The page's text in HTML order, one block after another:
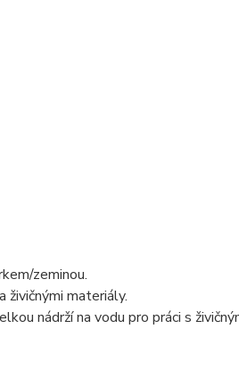
zeminou.
živičnými materiály.
nádrží na vodu pro práci s